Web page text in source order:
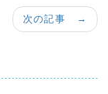
次の記事 →